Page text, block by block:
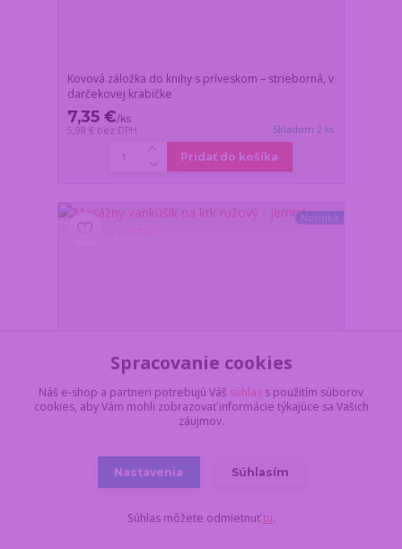
Kovová záložka do knihy s príveskom – strieborná, v
darčekovej krabičke
7,35 €/ks
5,98 € bez DPH Skladom 2 ks
Pridať do košíka
Novinka
Masážny vankúšik na krk ružový - jemná masáž na
Spracovanie cookies
Náš e-shop a partneri potrebujú Váš súhlas s použitím súborov
cookies, aby Vám mohli zobrazovať informácie týkajúce sa Vašich
záujmov.
Nastavenia Súhlasím
Súhlas môžete odmietnuťtu.